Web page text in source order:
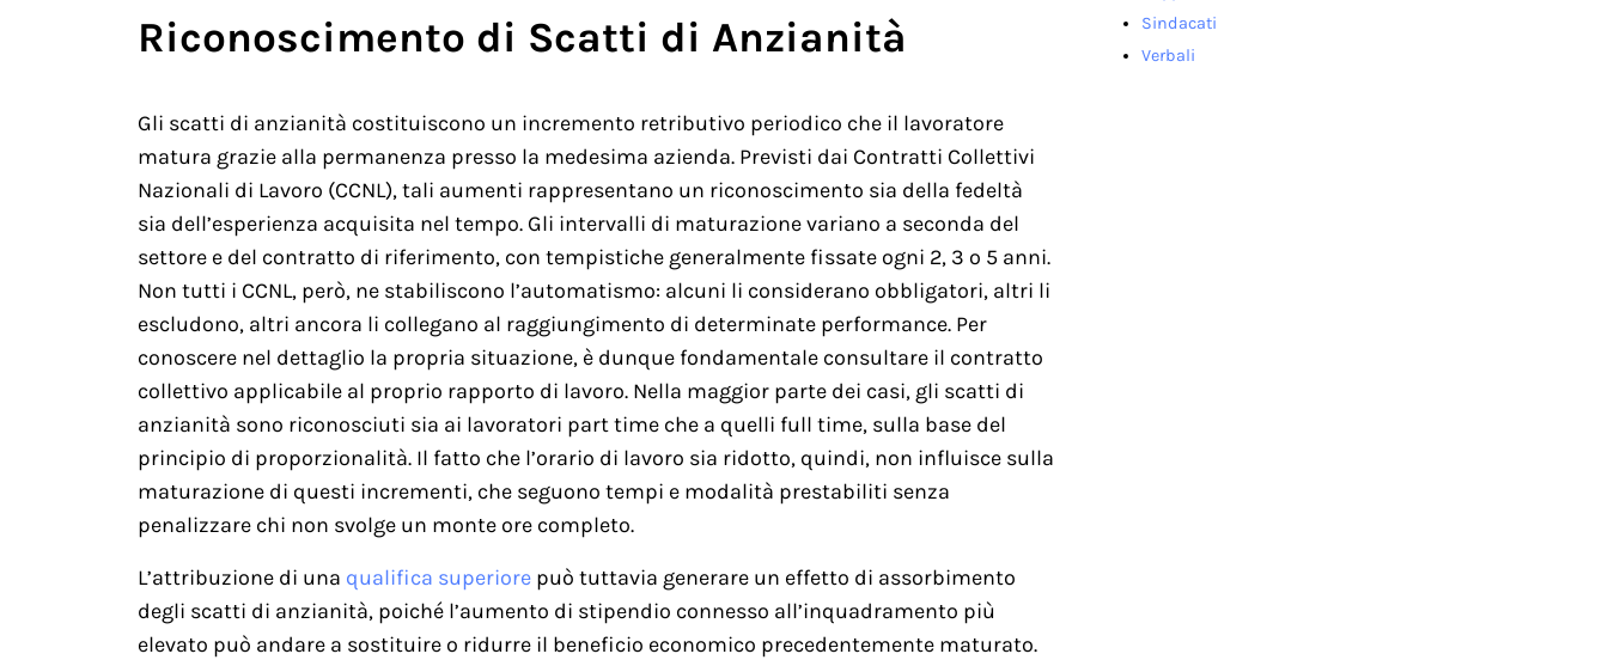
Riconoscimento di Scatti di Anzianità
Gli scatti di anzianità costituiscono un incremento retributivo periodico che il lavoratore
matura grazie alla permanenza presso la medesima azienda. Previsti dai Contratti Collettivi
Nazionali di Lavoro (CCNL), tali aumenti rappresentano un riconoscimento sia della fedeltà
sia dell’esperienza acquisita nel tempo. Gli intervalli di maturazione variano a seconda del
settore e del contratto di riferimento, con tempistiche generalmente fissate ogni 2, 3 o 5 anni.
Non tutti i CCNL, però, ne stabiliscono l’automatismo: alcuni li considerano obbligatori, altri li
escludono, altri ancora li collegano al raggiungimento di determinate performance. Per
conoscere nel dettaglio la propria situazione, è dunque fondamentale consultare il contratto
collettivo applicabile al proprio rapporto di lavoro. Nella maggior parte dei casi, gli scatti di
anzianità sono riconosciuti sia ai lavoratori part time che a quelli full time, sulla base del
principio di proporzionalità. Il fatto che l’orario di lavoro sia ridotto, quindi, non influisce sulla
maturazione di questi incrementi, che seguono tempi e modalità prestabiliti senza
penalizzare chi non svolge un monte ore completo.
L’attribuzione di una qualifica superiorepuò tuttavia generare un effetto di assorbimento
degli scatti di anzianità, poiché l’aumento di stipendio connesso all’inquadramento più
elevato può andare a sostituire o ridurre il beneficio economico precedentemente maturato.
Sindacati
Verbali